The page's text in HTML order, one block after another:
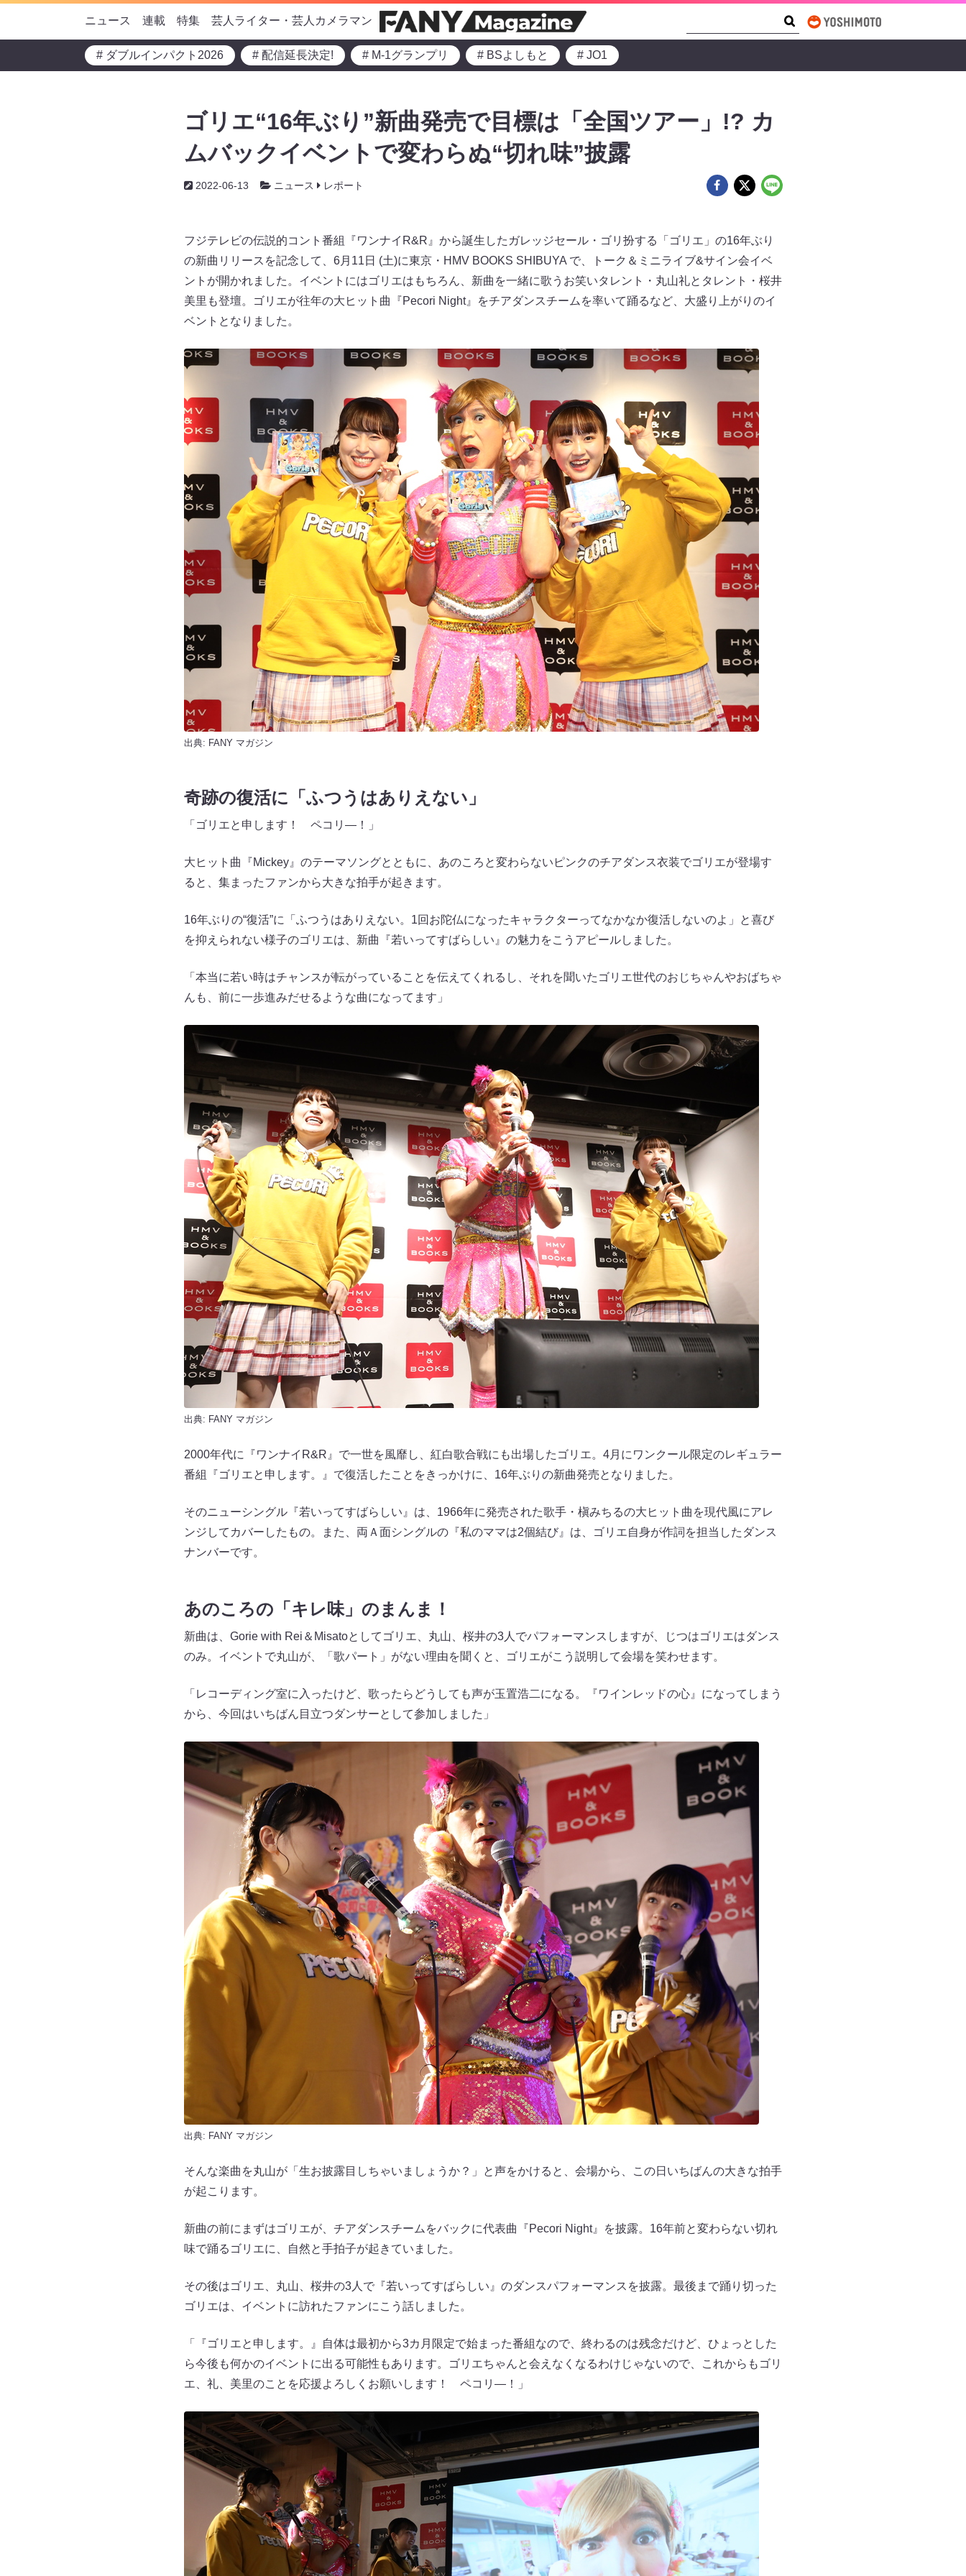
ニュース 連載 特集 芸人ライター・芸人カメラマン
# ダブルインパクト2026 # 配信延長決定! # M-1グランプリ # BSよしもと # JO1
ゴリエ“16年ぶり”新曲発売で目標は「全国ツアー」!? カ
ムバックイベントで変わらぬ“切れ味”披露
2022-06-13 ニュース レポート
フジテレビの伝説的コント番組『ワンナイR&R』から誕生したガレッジセール・ゴリ扮する「ゴリエ」の16年ぶり
の新曲リリースを記念して、6月11日 (土)に東京・HMV BOOKS SHIBUYA で、トーク＆ミニライブ&サイン会イベ
ントが開かれました。イベントにはゴリエはもちろん、新曲を一緒に歌うお笑いタレント・丸山礼とタレント・桜井
美里も登壇。ゴリエが往年の大ヒット曲『Pecori Night』をチアダンスチームを率いて踊るなど、大盛り上がりのイ
ベントとなりました。
出典: FANY マガジン
奇跡の復活に「ふつうはありえない」
「ゴリエと申します！ ペコリ―！」
大ヒット曲『Mickey』のテーマソングとともに、あのころと変わらないピンクのチアダンス衣装でゴリエが登場す
ると、集まったファンから大きな拍手が起きます。
16年ぶりの“復活”に「ふつうはありえない。1回お陀仏になったキャラクターってなかなか復活しないのよ」と喜び
を抑えられない様子のゴリエは、新曲『若いってすばらしい』の魅力をこうアピールしました。
「本当に若い時はチャンスが転がっていることを伝えてくれるし、それを聞いたゴリエ世代のおじちゃんやおばちゃ
んも、前に一歩進みだせるような曲になってます」
出典: FANY マガジン
2000年代に『ワンナイR&R』で一世を風靡し、紅白歌合戦にも出場したゴリエ。4月にワンクール限定のレギュラー
番組『ゴリエと申します。』で復活したことをきっかけに、16年ぶりの新曲発売となりました。
そのニューシングル『若いってすばらしい』は、1966年に発売された歌手・槇みちるの大ヒット曲を現代風にアレ
ンジしてカバーしたもの。また、両Ａ面シングルの『私のママは2個結び』は、ゴリエ自身が作詞を担当したダンス
ナンバーです。
あのころの「キレ味」のまんま！
新曲は、Gorie with Rei＆Misatoとしてゴリエ、丸山、桜井の3人でパフォーマンスしますが、じつはゴリエはダンス
のみ。イベントで丸山が、「歌パート」がない理由を聞くと、ゴリエがこう説明して会場を笑わせます。
「レコーディング室に入ったけど、歌ったらどうしても声が玉置浩二になる。『ワインレッドの心』になってしまう
から、今回はいちばん目立つダンサーとして参加しました」
出典: FANY マガジン
そんな楽曲を丸山が「生お披露目しちゃいましょうか？」と声をかけると、会場から、この日いちばんの大きな拍手
が起こります。
新曲の前にまずはゴリエが、チアダンスチームをバックに代表曲『Pecori Night』を披露。16年前と変わらない切れ
味で踊るゴリエに、自然と手拍子が起きていました。
その後はゴリエ、丸山、桜井の3人で『若いってすばらしい』のダンスパフォーマンスを披露。最後まで踊り切った
ゴリエは、イベントに訪れたファンにこう話しました。
「『ゴリエと申します。』自体は最初から3カ月限定で始まった番組なので、終わるのは残念だけど、ひょっとした
ら今後も何かのイベントに出る可能性もあります。ゴリエちゃんと会えなくなるわけじゃないので、これからもゴリ
エ、礼、美里のことを応援よろしくお願いします！ ペコリ―！」